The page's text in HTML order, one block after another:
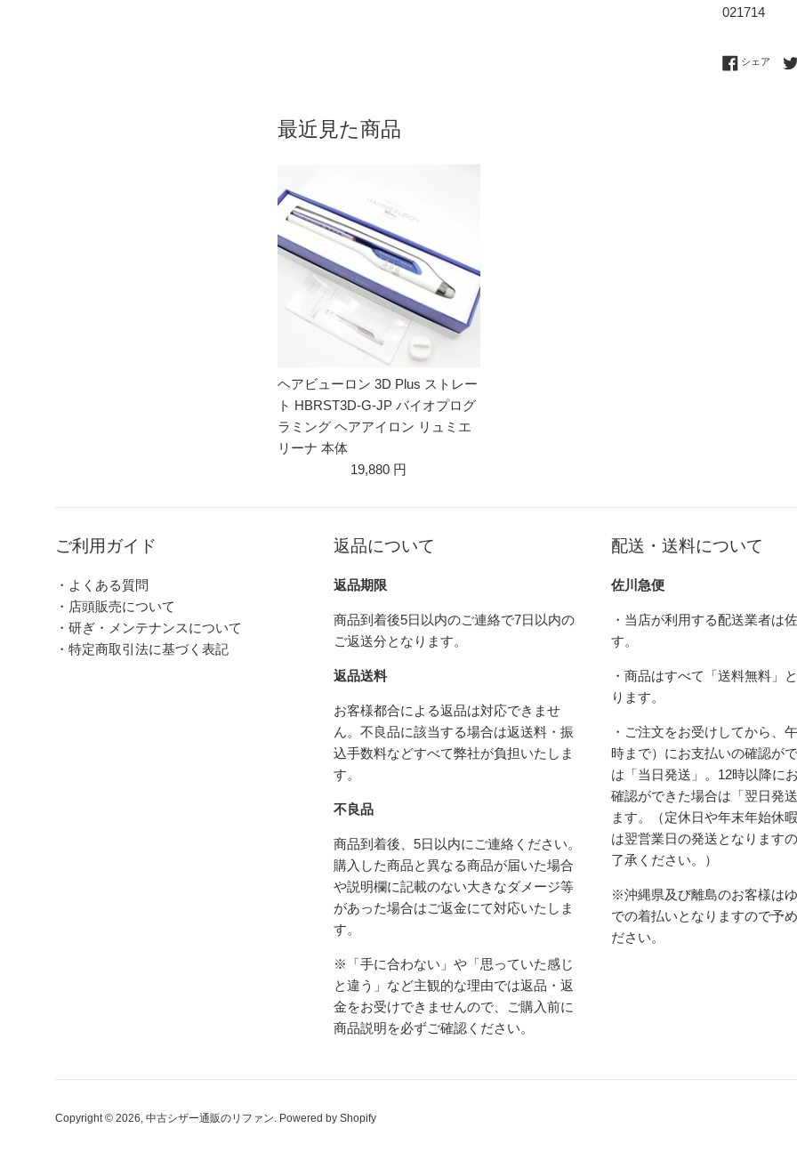
021714
シェア
最近見た商品
ヘアビューロン 3D Plus ストレー
ト HBRST3D-G-JP バイオプログ
ラミング ヘアアイロン リュミエ
リーナ 本体
19,880 円
ご利用ガイド
・よくある質問
・店頭販売について
・研ぎ・メンテナンスについて
・特定商取引法に基づく表記
返品について
返品期限
商品到着後5日以内のご連絡で7日以内の
ご返送分となります。
返品送料
お客様都合による返品は対応できませ
ん。不良品に該当する場合は返送料・振
込手数料などすべて弊社が負担いたしま
す。
不良品
商品到着後、5日以内にご連絡ください。
購入した商品と異なる商品が届いた場合
や説明欄に記載のない大きなダメージ等
があった場合はご返金にて対応いたしま
す。
※「手に合わない」や「思っていた感じ
と違う」など主観的な理由では返品・返
金をお受けできませんので、ご購入前に
商品説明を必ずご確認ください。
配送・送料について
佐川急便
・当店が利用する配送業者は
す。
・商品はすべて「送料無料」
ります。
・ご注文をお受けしてから、
時まで）にお支払いの確認が
は「当日発送」。12時以降に
確認ができた場合は「翌日発
ます。（定休日や年末年始休
は翌営業日の発送となります
了承ください。）
※沖縄県及び離島のお客様は
での着払いとなりますので予
ださい。
Copyright © 2026, 中古シザー通販のリファン. Powered by Shopify